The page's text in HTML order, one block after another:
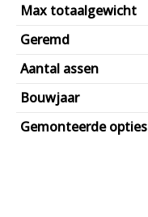
Max totaalgewicht
Geremd
Aantal assen
Bouwjaar
Gemonteerde opties